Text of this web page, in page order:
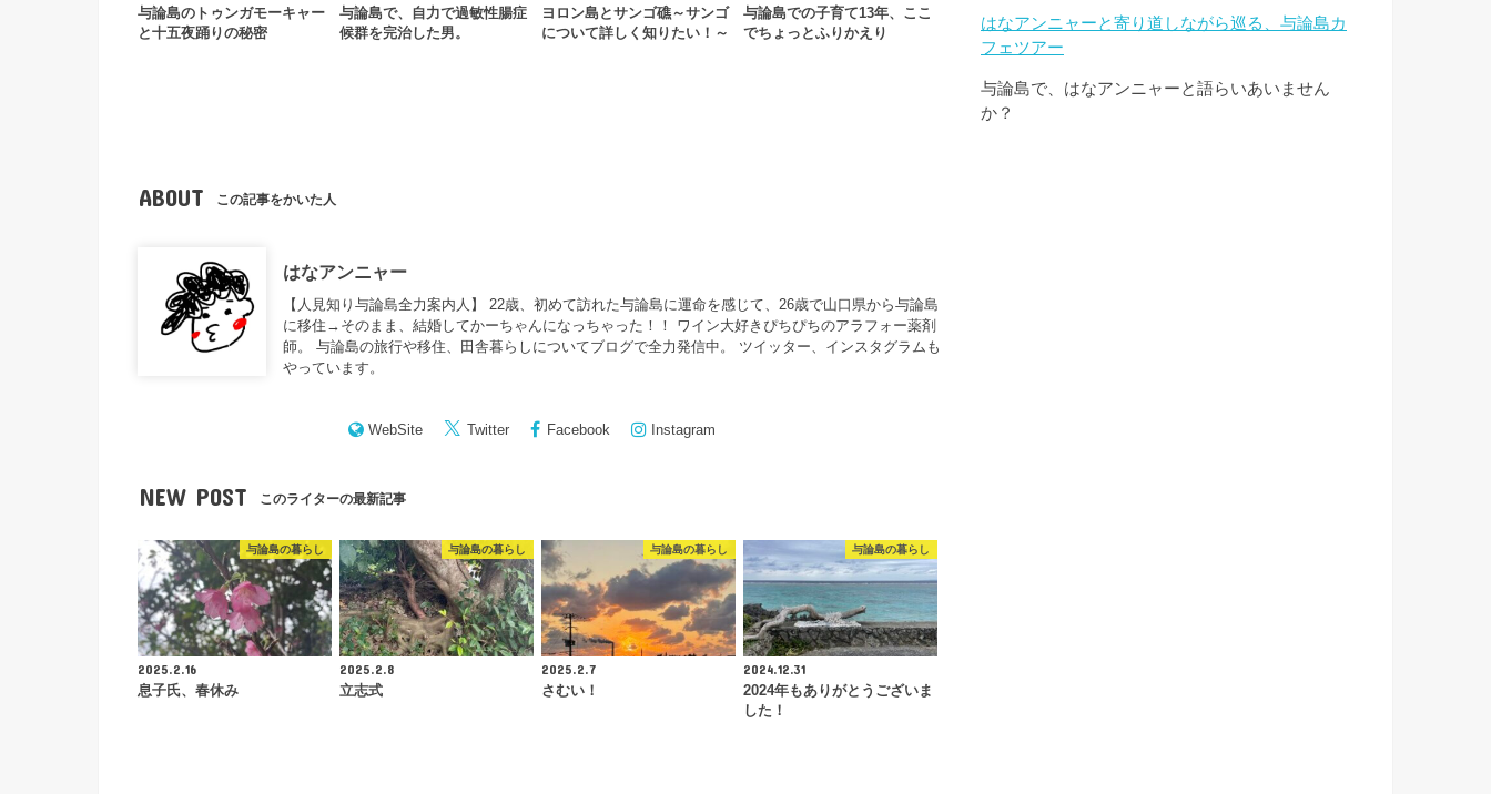
与論島のトゥンガモーキャー
と十五夜踊りの秘密
与論島で、自力で過敏性腸症
候群を完治した男。
ヨロン島とサンゴ礁～サンゴ
について詳しく知りたい！～
与論島での子育て13年、ここ
でちょっとふりかえり
ABOUT この記事をかいた人
はなアンニャー
【人見知り与論島全力案内人】 22歳、初めて訪れた与論島に運命を感じて、26歳で山口県から与論島
に移住→そのまま、結婚してかーちゃんになっちゃった！！ ワイン大好きぴちぴちのアラフォー薬剤
師。 与論島の旅行や移住、田舎暮らしについてブログで全力発信中。 ツイッター、インスタグラムも
やっています。
WebSite Twitter Facebook Instagram
NEW POST このライターの最新記事
与論島の暮らし
2025.2.16
息子氏、春休み
与論島の暮らし
2025.2.8
立志式
与論島の暮らし
2025.2.7
さむい！
与論島の暮らし
2024.12.31
2024年もありがとうございま
した！
はなアンニャーと寄り道しながら巡る、与論島カ
フェツアー
与論島で、はなアンニャーと語らいあいません
か？